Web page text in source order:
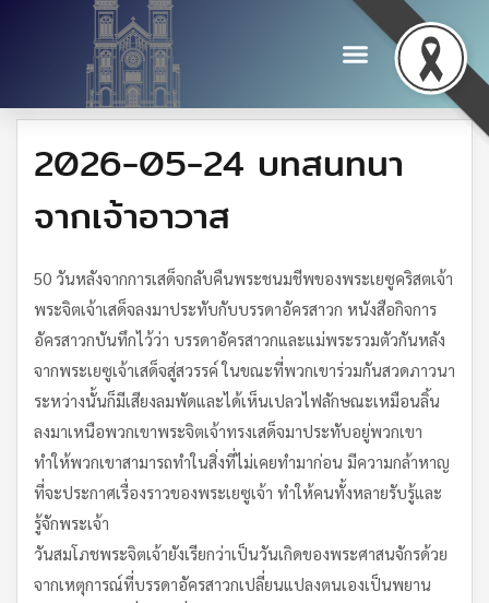
2026-05-24 บทสนทนา
จากเจ้าอาวาส
50 วันหลังจากการเสด็จกลับคืนพระชนมชีพของพระเยซูคริสตเจ้า
พระจิตเจ้าเสด็จลงมาประทับกับบรรดาอัครสาวก หนังสือกิจการ
อัครสาวกบันทึกไว้ว่า บรรดาอัครสาวกและแม่พระรวมตัวกันหลัง
จากพระเยซูเจ้าเสด็จสู่สวรรค์ ในขณะที่พวกเขาร่วมกันสวดภาวนา
ระหว่างนั้นก็มีเสียงลมพัดและได้เห็นเปลวไฟลักษณะเหมือนลิ้น
ลงมาเหนือพวกเขาพระจิตเจ้าทรงเสด็จมาประทับอยู่พวกเขา
ทำให้พวกเขาสามารถทำในสิ่งที่ไม่เคยทำมาก่อน มีความกล้าหาญ
ที่จะประกาศเรื่องราวของพระเยซูเจ้า ทำให้คนทั้งหลายรับรู้และ
รู้จักพระเจ้า
วันสมโภชพระจิตเจ้ายังเรียกว่าเป็นวันเกิดของพระศาสนจักรด้วย
จากเหตุการณ์ที่บรรดาอัครสาวกเปลี่ยนแปลงตนเองเป็นพยาน